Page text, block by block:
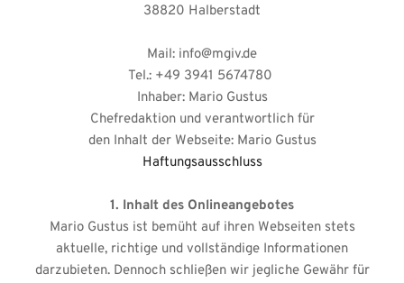
38820 Halberstadt
Mail: info@mgiv.de
Tel.: +49 3941 5674780
Inhaber: Mario Gustus
Chefredaktion und verantwortlich für
den Inhalt der Webseite: Mario Gustus
Haftungsausschluss
1. Inhalt des Onlineangebotes
Mario Gustus ist bemüht auf ihren Webseiten stets
aktuelle, richtige und vollständige Informationen
darzubieten. Dennoch schließen wir jegliche Gewähr für